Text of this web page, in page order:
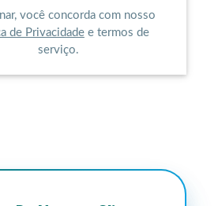
você concorda com nosso
de Privacidadee termos de
serviço.